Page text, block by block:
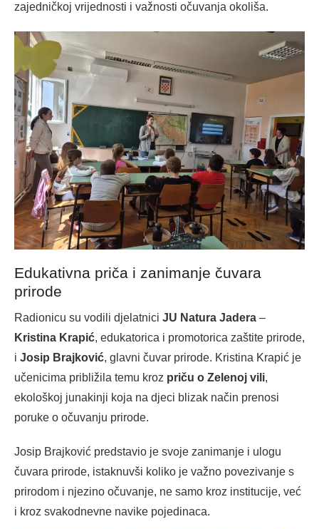
zajedničkoj vrijednosti i važnosti očuvanja okoliša.
Edukativna priča i zanimanje čuvara
prirode
Radionicu su vodili djelatnici JU Natura Jadera –
Kristina Krapić, edukatorica i promotorica zaštite prirode,
i Josip Brajković, glavni čuvar prirode. Kristina Krapić je
učenicima približila temu kroz priču o Zelenoj vili,
ekološkoj junakinji koja na djeci blizak način prenosi
poruke o očuvanju prirode.
Josip Brajković predstavio je svoje zanimanje i ulogu
čuvara prirode, istaknuvši koliko je važno povezivanje s
prirodom i njezino očuvanje, ne samo kroz institucije, već
i kroz svakodnevne navike pojedinaca.